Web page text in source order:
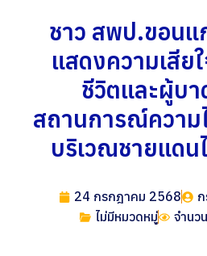
ชาว สพป.ขอนแ
แสดงความเสีย
ชีวิตและผู้บา
สถานการณ์ความ
บริเวณชายแด
24 กรกฎาคม 2568
ไม่มีหมวดหมู่
จำนว